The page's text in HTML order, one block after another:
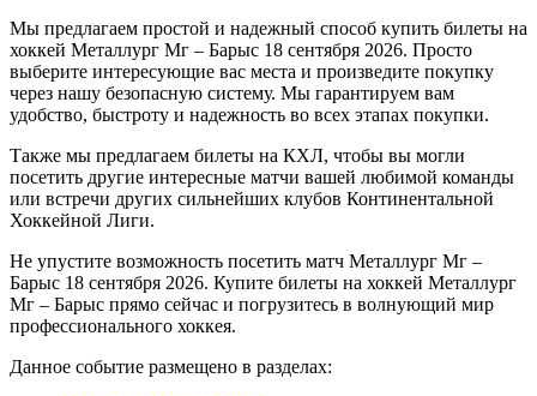
Мы предлагаем простой и надежный способ купить билеты на
хоккей Металлург Мг – Барыс 18 сентября 2026. Просто
выберите интересующие вас места и произведите покупку
через нашу безопасную систему. Мы гарантируем вам
удобство, быстроту и надежность во всех этапах покупки.
Также мы предлагаем билеты на КХЛ, чтобы вы могли
посетить другие интересные матчи вашей любимой команды
или встречи других сильнейших клубов Континентальной
Хоккейной Лиги.
Не упустите возможность посетить матч Металлург Мг –
Барыс 18 сентября 2026. Купите билеты на хоккей Металлург
Мг – Барыс прямо сейчас и погрузитесь в волнующий мир
профессионального хоккея.
Данное событие размещено в разделах: